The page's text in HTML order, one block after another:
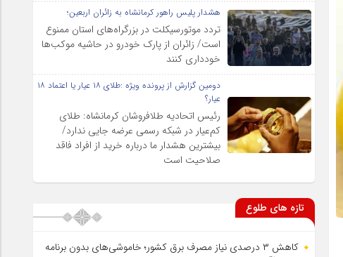
هشدار پلیس راهور کرمانشاه به زائران اربعین؛
تردد موتورسیکلت در بزرگراه‌های استان ممنوع
است/ زائران از پارک خودرو در حاشیه موکب‌ها
خودداری کنند
دومین گزارش از پرونده ویژه :طلای ۱۸ عیار یا اعتماد ۱۸
عیار؟
رئیس اتحادیه طلافروشان کرمانشاه: طلای
کم‌عیار در شبکه رسمی عرضه جایی ندارد/
بیشترین هشدار ما درباره خرید از افراد فاقد
صلاحیت است
تازه های طلوع
کاهش ۳ درصدی نیاز مصرف برق کشور؛ خاموشی‌های بدون برنامه